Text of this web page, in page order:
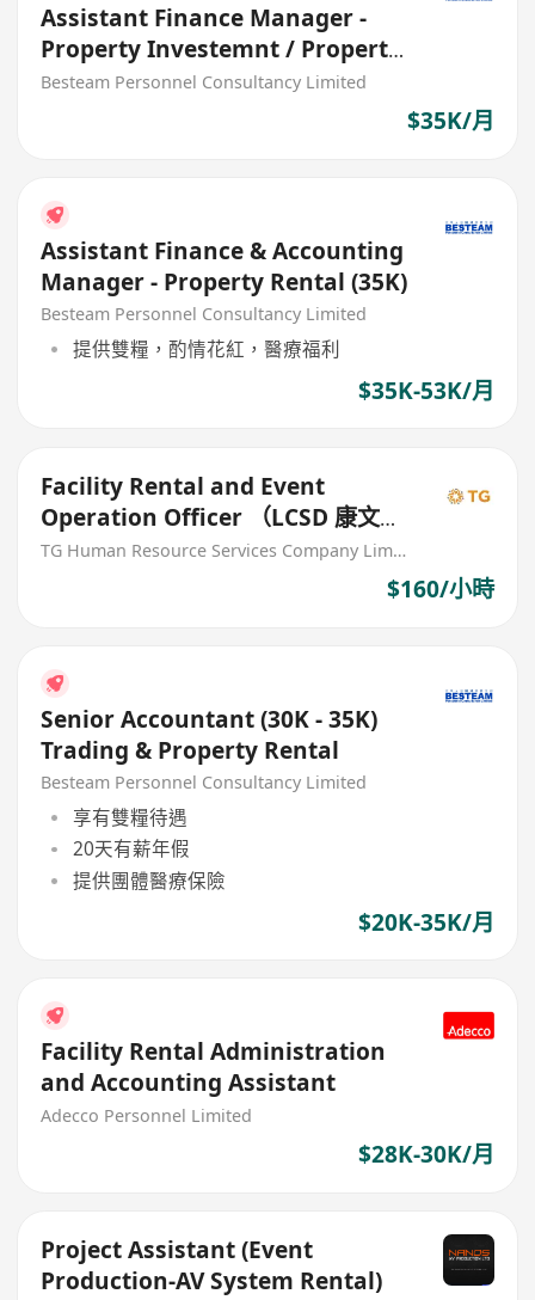
Assistant Finance Manager -
Property Investemnt / Property
Rental (35K)
Besteam Personnel Consultancy Limited
$35K/月
Assistant Finance & Accounting
Manager - Property Rental (35K)
Besteam Personnel Consultancy Limited
提供雙糧，酌情花紅，醫療福利
$35K-53K/月
Facility Rental and Event
Operation Officer （LCSD 康文
還）
TG Human Resource Services Company Limited
$160/小時
Senior Accountant (30K - 35K)
Trading & Property Rental
Besteam Personnel Consultancy Limited
享有雙糧待遇
20天有薪年假
提供團體醫療保險
$20K-35K/月
Facility Rental Administration
and Accounting Assistant
Adecco Personnel Limited
$28K-30K/月
Project Assistant (Event
Production-AV System Rental)